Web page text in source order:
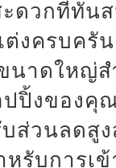
ดวกที่ทันส
งครบครัน
นาดใหญ่ส
ปิ้งของคุ
ส่วนลดสูง
หรับการเ